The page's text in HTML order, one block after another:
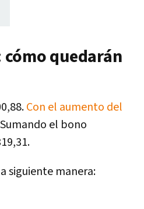
quedarán
Con el aumento del
Sumando el bono
siguiente manera: